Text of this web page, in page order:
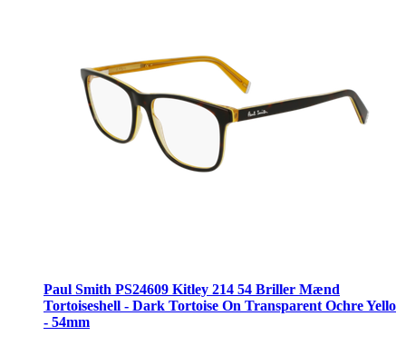
Paul Smith PS24609 Kitley 214 54 Briller Mænd
Tortoiseshell - Dark Tortoise On Transparent Ochre Yello
- 54mm